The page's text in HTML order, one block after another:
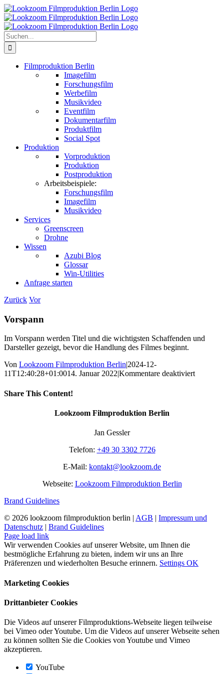
Zum
Inhalt
springen
Suche
nach:
Filmproduktion Berlin
Imagefilm
Forschungsfilm
Werbefilm
Musikvideo
Eventfilm
Dokumentarfilm
Produktfilm
Social Spot
Produktion
Vorproduktion
Produktion
Postproduktion
Arbeitsbeispiele:
Forschungsfilm
Imagefilm
Musikvideo
Services
Greenscreen
Drohne
Wissen
Azubi Blog
Glossar
Win-Utilities
Anfrage starten
Zurück Vor
Vorspann
Im Vorspann werden Titel und die wichtigsten Schaffenden und
Darsteller gezeigt, bevor die Handlung des Filmes beginnt.
Von Lookzoom Filmproduktion Berlin|2024-12-
11T12:40:28+01:0014. Januar 2022|Kommentare deaktiviertfür
Share This Content!
Lookzoom Filmproduktion Berlin
Jan Gessler
Telefon: +49 30 3302 7726
E-Mail: kontakt@lookzoom.de
Webseite: Lookzoom Filmproduktion Berlin
Brand Guidelines
© 2026 lookzoom filmproduktion berlin | AGB | Impressum und
Datenschutz | Brand Guidelines
Facebook
Vimeo
YouTube
Instagram
Page load link
Wir verwenden Cookies auf unserer Website, um Ihnen die
bestmögliche Erfahrung zu bieten, indem wir uns an Ihre
Präferenzen und wiederholten Besuche erinnern. Settings OK
Marketing Cookies
Drittanbieter Cookies
Die Videos auf unserer Filmproduktions-Webseite liegen teilweise
bei Vimeo oder Youtube. Um die Videos auf unserer Webseite sehen
zu können sollten Sie die Cookies von Youtube und Vimeo
akzeptieren.
YouTube